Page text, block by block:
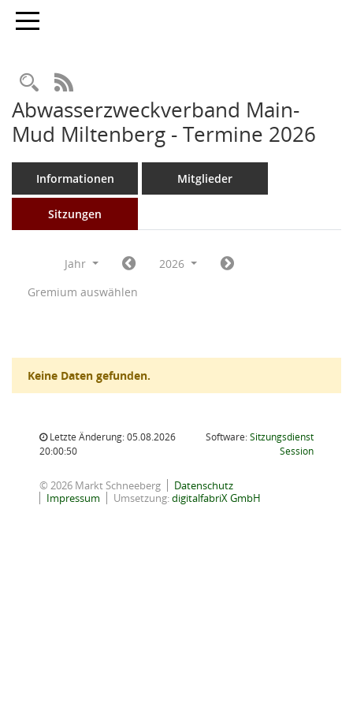
Toggle navigation
Rechercheauswahl
RSS-Feed
Abwasserzweckverband Main-
Mud Miltenberg - Termine 2026
Informationen Mitglieder
Sitzungen
Jahr
2026
Gremium auswählen
Keine Daten gefunden.
Letzte Änderung: 05.08.2026
20:00:50
Software:Sitzungsdienst
Session(Wird in
© 2026 Markt Schneeberg
Datenschutz
Impressum
Umsetzung:digitalfabriX GmbH